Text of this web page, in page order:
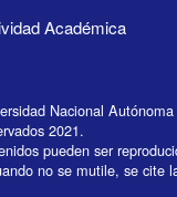
Académica
Nacional
2021.
pueden ser
no se mutile, se cite